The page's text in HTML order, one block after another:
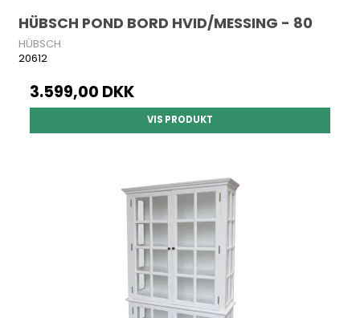
HÜBSCH POND BORD HVID/MESSING - 80
HÜBSCH
20612
3.599,00 DKK
VIS PRODUKT